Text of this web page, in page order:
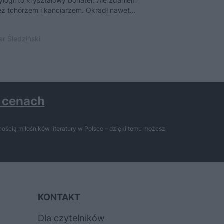
tchórzem i kanciarzem. Okradł nawet...
miłośników literatury w Polsce – dzięki temu możesz
KONTAKT
Dla czytelników